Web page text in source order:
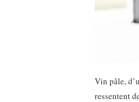
Vin pâle,
ressentent